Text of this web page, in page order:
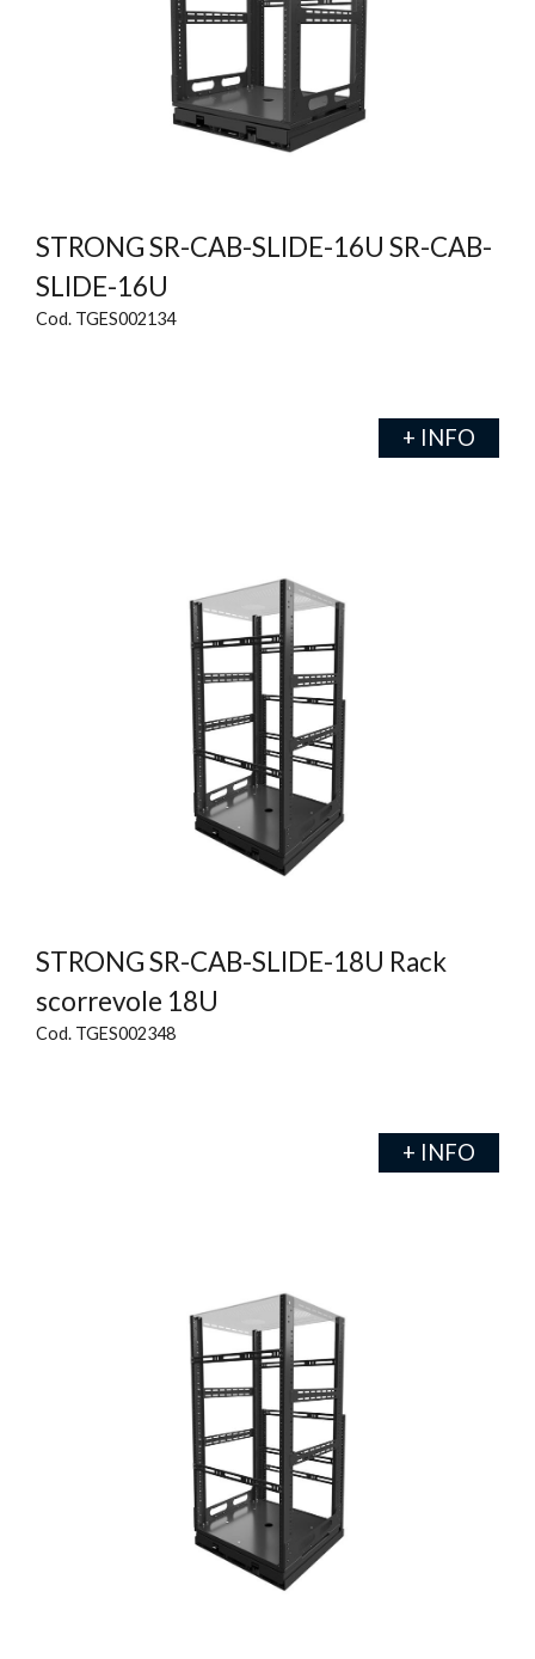
STRONG SR-CAB-SLIDE-16U SR-CAB-
SLIDE-16U
Cod. TGES002134
+ INFO
STRONG SR-CAB-SLIDE-18U Rack
scorrevole 18U
Cod. TGES002348
+ INFO